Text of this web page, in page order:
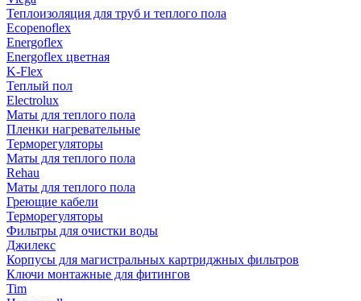
Теплоизоляция для труб и теплого пола
Ecopenoflex
Energoflex
Energoflex цветная
K-Flex
Теплый пол
Electrolux
Маты для теплого пола
Пленки нагревательные
Терморегуляторы
Маты для теплого пола
Rehau
Маты для теплого пола
Греющие кабели
Терморегуляторы
Фильтры для очистки воды
Джилекс
Корпусы для магистральных картриджных фильтров
Ключи монтажные для фитингов
Tim